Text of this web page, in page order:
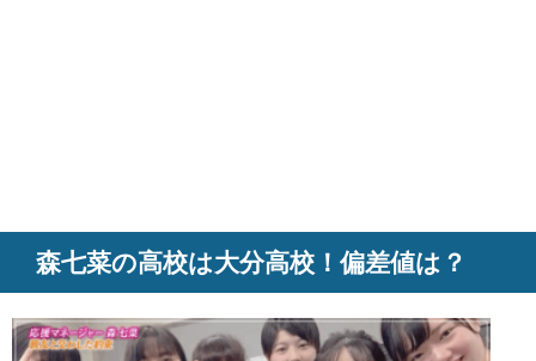
森七菜の高校は大分高校！偏差値は？